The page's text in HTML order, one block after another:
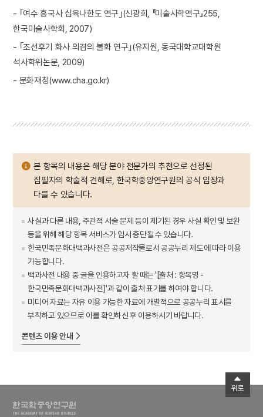
- ｢여수 흥국사 십육나한도 연구｣(신광희, 『미술사학연구』255,
한국미술사학회, 2007)
- ｢조선후기 화사 의겸의 불화 연구｣(유지원, 동국대학교대학원
석사학위논문, 2009)
- 문화재청(www.cha.go.kr)
본 항목의 내용은 해당 분야 전문가의 추천으로 선정된
집필자의 학술적 견해로, 한국학중앙연구원의 공식 입장과
다를 수 있습니다.
사실과 다른 내용, 주관적 서술 문제 등이 제기된 경우 사실 확인 및 보완
등을 위해 해당 항목 서비스가 임시 중단될 수 있습니다.
한국민족문화대백과사전은 공공저작물로서 공공누리 제도에 따라 이용
가능합니다.
백과사전 내용 중 글을 인용하고자 할 때는 '[출처 : 항목명 -
한국민족문화대백과사전]'과 같이 출처 표기를 하여야 합니다.
미디어 자료는 자유 이용 가능한 자료에 개별적으로 공공누리 표시를
부착하고 있으므로 이를 확인하신 후 이용하시기 바랍니다.
콘텐츠 이용 안내
위로